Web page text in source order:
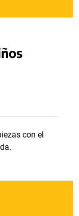
con el